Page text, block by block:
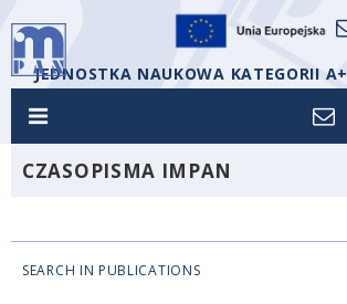
JEDNOSTKA NAUKOWA KATEGORII A+
CZASOPISMA IMPAN
SEARCH IN PUBLICATIONS